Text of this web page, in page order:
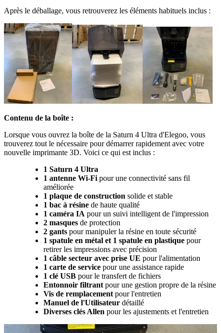
Après le déballage, vous retrouverez les éléments habituels inclus :
Contenu de la boîte :
Lorsque vous ouvrez la boîte de la Saturn 4 Ultra d'Elegoo, vous
trouverez tout le nécessaire pour démarrer rapidement avec votre
nouvelle imprimante 3D. Voici ce qui est inclus :
1 Saturn 4 Ultra
1 antenne Wi-Fipour une connectivité sans fil
améliorée
1 plaque de construction solide et stable
1 bac à résine de haute qualité
1 caméra IA pour un suivi intelligent de l'impression
2 masques de protection
2 gants pour manipuler la résine en toute sécurité
1 spatule en métal et 1 spatule en plastique pour
retirer les impressions avec précision
1 câble secteur avec prise UE pour l'alimentation
1 carte de service pour une assistance rapide
1 clé USB pour le transfert de fichiers
Entonnoir filtrantpour une gestion propre de la résine
Vis de remplacementpour l'entretien
Manuel de l'Utilisateur détaillé
Diverses clés Allen pour les ajustements et l'entretien